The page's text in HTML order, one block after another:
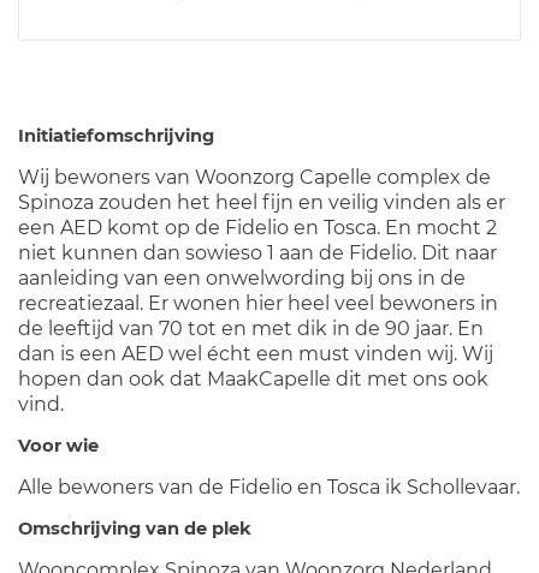
Initiatiefomschrijving
Wij bewoners van Woonzorg Capelle complex de
Spinoza zouden het heel fijn en veilig vinden als er
een AED komt op de Fidelio en Tosca. En mocht 2
niet kunnen dan sowieso 1 aan de Fidelio. Dit naar
aanleiding van een onwelwording bij ons in de
recreatiezaal. Er wonen hier heel veel bewoners in
de leeftijd van 70 tot en met dik in de 90 jaar. En
dan is een AED wel écht een must vinden wij. Wij
hopen dan ook dat MaakCapelle dit met ons ook
vind.
Voor wie
Alle bewoners van de Fidelio en Tosca ik Schollevaar.
Omschrijving van de plek